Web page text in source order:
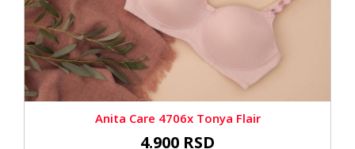
Anita Care 4706x Tonya Flair
4.900 RSD